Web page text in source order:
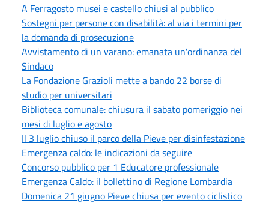
A Ferragosto musei e castello chiusi al pubblico
Sostegni per persone con disabilità: al via i termini per
la domanda di prosecuzione
Avvistamento di un varano: emanata un'ordinanza del
Sindaco
La Fondazione Grazioli mette a bando 22 borse di
studio per universitari
Biblioteca comunale: chiusura il sabato pomeriggio nei
mesi di luglio e agosto
Il 3 luglio chiuso il parco della Pieve per disinfestazione
Emergenza caldo: le indicazioni da seguire
Concorso pubblico per 1 Educatore professionale
Emergenza Caldo: il bollettino di Regione Lombardia
Domenica 21 giugno Pieve chiusa per evento ciclistico